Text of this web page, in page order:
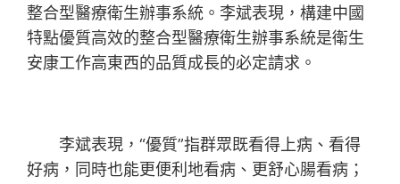
整合型醫療衛生辦事系統。李斌表現，構建中國
特點優質高效的整合型醫療衛生辦事系統是衛生
安康工作高東西的品質成長的必定請求。
李斌表現，“優質”指群眾既看得上病、看得
好病，同時也能更便利地看病、更舒心腸看病；